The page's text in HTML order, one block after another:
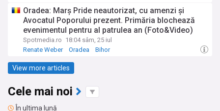
Oradea: Marș Pride neautorizat, cu amenzi și
Avocatul Poporului prezent. Primăria blochează
evenimentul pentru al patrulea an (Foto&Video)
Spotmedia.ro 18:04 sâm, 25 iul
Renate Weber
Oradea Bihor
View more articles
Cele mai noi
În ultima lună